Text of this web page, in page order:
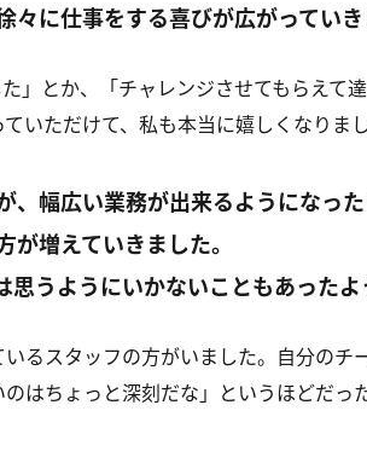
に仕事をする喜びが広がっていき
」とか、「チャレンジさせてもらえて
いただけて、私も本当に嬉しくなりまし
幅広い業務が出来るようになった
が増えていきました。
うようにいかないこともあったよ
るスタッフの方がいました。自分の
はちょっと深刻だな」というほどだっ